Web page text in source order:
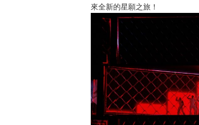
來全新的星願之旅！